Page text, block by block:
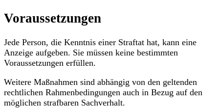
Voraussetzungen
Jede Person, die Kenntnis einer Straftat hat, kann eine
Anzeige aufgeben. Sie müssen keine bestimmten
Voraussetzungen erfüllen.
Weitere Maßnahmen sind abhängig von den geltenden
rechtlichen Rahmenbedingungen auch in Bezug auf den
möglichen strafbaren Sachverhalt.